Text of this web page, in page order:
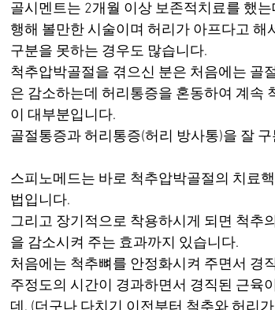
골시멘트는 2개월 이상 보존적치료를 했
행해 볼만한 시술이며 허리가 아프다고 해
구분을 못하는 경우도 많습니다.
척추압박골절을 겪으신 분은 처음에는 골
은 감소하는데 허리통증을 혼동하여 계속
이 대부분입니다.
골절통증과 허리통증(허리 방사통)을 잘
스피노메드는 바로 척추압박골절의 치료
법입니다.
그리고 장기적으로 착용하시게 되면 척추
을 감소시켜 주는 효과까지 있습니다.
처음에는 척추뼈를 안정화시켜 주면서 경
주정도의 시간이 경과하면서 경직된 근육